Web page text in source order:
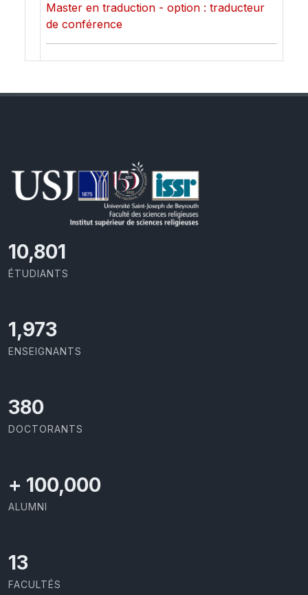
Master en traduction - option : traducteur
de conférence
11,727
ÉTUDIANTS
2,142
ENSEIGNANTS
414
DOCTORANTS
+ 100,000
ALUMNI
13
FACULTÉS